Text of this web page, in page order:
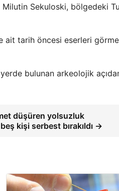
Sekuloski, bölgedeki
ait tarih öncesi eserleri
bulunan arkeolojik
düşüren yolsuzluk
kişi serbest bırakıldı →